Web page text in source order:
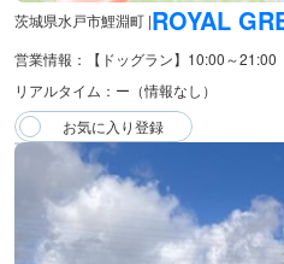
茨城県水戸市鯉淵町 |ROYAL
営業情報：【ドッグラン】10:00～21:00
リアルタイム：ー（情報なし）